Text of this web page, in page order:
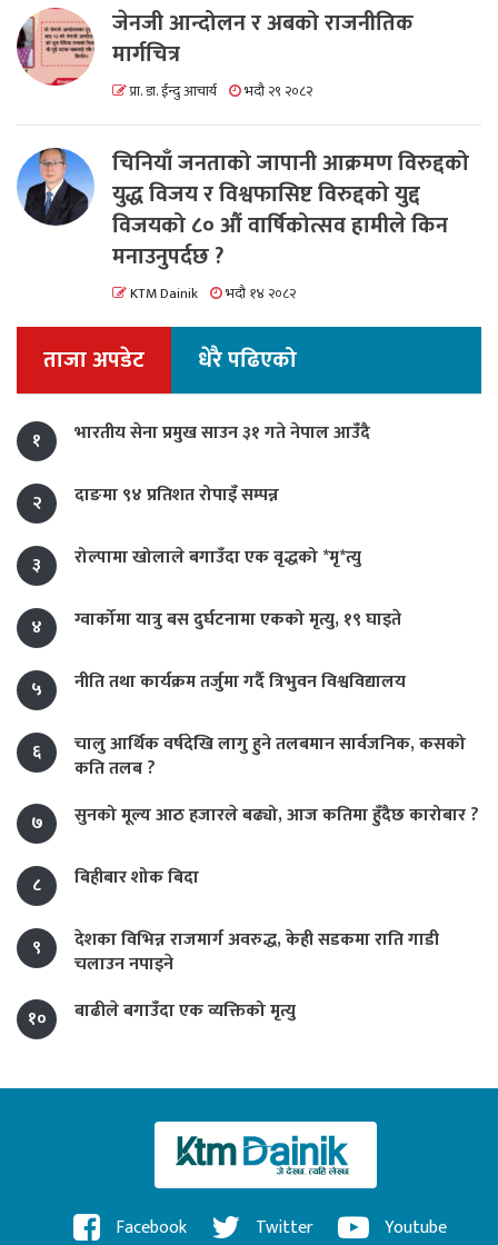
जेनजी आन्दोलन र अबको राजनीतिक
मार्गचित्र
प्रा. डा. ईन्दु आचार्य भदौ २९ २०८२
चिनियाँ जनताको जापानी आक्रमण विरुद्दको
युद्ध विजय र विश्वफासिष्ट विरुद्दको युद्द
विजयको ८० औं वार्षिकोत्सव हामीले किन
मनाउनुपर्दछ ?
KTM Dainik भदौ १४ २०८२
ताजा अपडेट धेरै पढिएको
१ भारतीय सेना प्रमुख साउन ३१ गते नेपाल आउँदै
२ दाङमा ९४ प्रतिशत रोपाइँ सम्पन्न
३ रोल्पामा खोलाले बगाउँदा एक वृद्धको *मृ*त्यु
४ ग्वार्कोमा यात्रु बस दुर्घटनामा एकको मृत्यु, १९ घाइते
५ नीति तथा कार्यक्रम तर्जुमा गर्दै त्रिभुवन विश्वविद्यालय
६
चालु आर्थिक वर्षदेखि लागु हुने तलबमान सार्वजनिक, कसको
कति तलब ?
७
सुनको मूल्य आठ हजारले बढ्यो, आज कतिमा हुँदैछ कारोबार ?
८ बिहीबार शोक बिदा
९
देशका विभिन्न राजमार्ग अवरुद्ध, केही सडकमा राति गाडी
चलाउन नपाइने
१०
बाढीले बगाउँदा एक व्यक्तिको मृत्यु
Facebook Twitter Youtube